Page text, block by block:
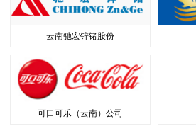
云南驰宏锌锗股份
可口可乐（云南）公司